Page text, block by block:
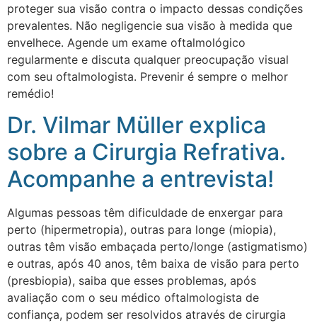
proteger sua visão contra o impacto dessas condições
prevalentes. Não negligencie sua visão à medida que
envelhece. Agende um exame oftalmológico
regularmente e discuta qualquer preocupação visual
com seu oftalmologista. Prevenir é sempre o melhor
remédio!
Dr. Vilmar Müller explica
sobre a Cirurgia Refrativa.
Acompanhe a entrevista!
Algumas pessoas têm dificuldade de enxergar para
perto (hipermetropia), outras para longe (miopia),
outras têm visão embaçada perto/longe (astigmatismo)
e outras, após 40 anos, têm baixa de visão para perto
(presbiopia), saiba que esses problemas, após
avaliação com o seu médico oftalmologista de
confiança, podem ser resolvidos através de cirurgia